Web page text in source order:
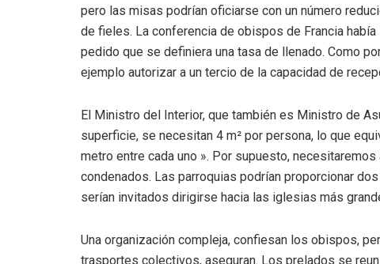
pero las misas podrían oficiarse con un número
de fieles. La conferencia de obispos de Francia había
pedido que se definiera una tasa de llenado. Como
ejemplo autorizar a un tercio de la capacidad de
El Ministro del Interior, que también es Ministro de
superficie, se necesitan 4 m² por persona, lo que
metro entre cada uno ». Por supuesto,
condenados. Las parroquias podrían proporcionar
serían invitados dirigirse hacia las iglesias más
Una organización compleja, confiesan los obispos,
trasportes colectivos, aseguran. Los prelados se